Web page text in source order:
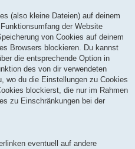
(also kleine Dateien) auf deinem
der Website
von Cookies auf deinem
Browsers blockieren. Du kannst
die entsprechende Option in
des von dir verwendeten
wo du die Einstellungen zu Cookies
blockierst, die nur im Rahmen
zu Einschränkungen bei der
eventuell auf andere